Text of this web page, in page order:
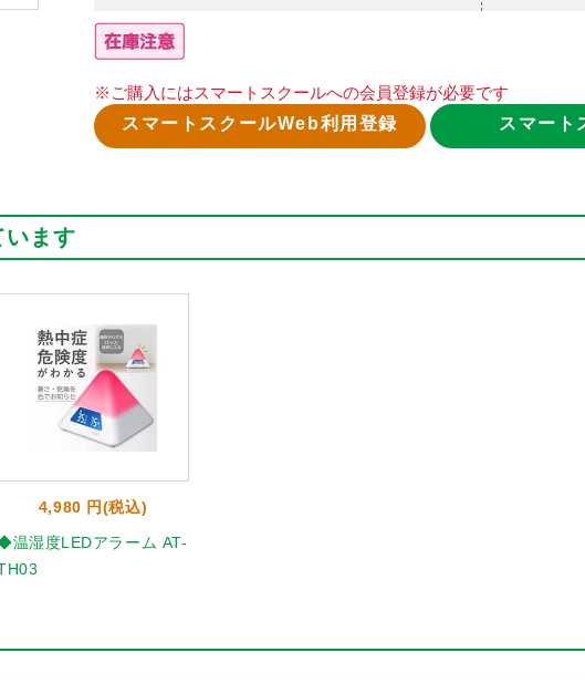
※ご購入にはスマートスクールへの会員登録が必要です
スマートスクールWeb利用登録
スマート
います
4,980 円(税込)
温湿度LEDアラーム AT-